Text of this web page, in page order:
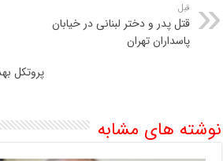
قبل
قتل پدر و دختر لبنانی در خیابان
پاسداران تهران
پروتکل
نوشته های مشابه